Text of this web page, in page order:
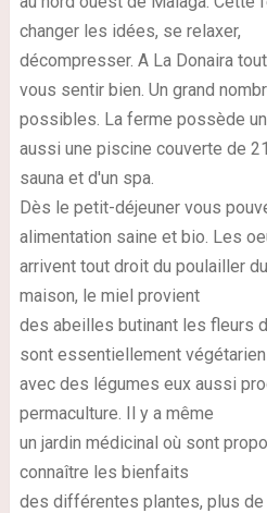
changer les idées, se relaxer,
décompresser. A La Donaira
vous sentir bien. Un grand
possibles. La ferme possède
aussi une piscine couverte de
sauna et d'un spa.
Dès le petit-déjeuner vous
alimentation saine et bio. Les
arrivent tout droit du poulailler
maison, le miel provient
des abeilles butinant les fleurs
sont essentiellement
avec des légumes eux aussi
permaculture. Il y a même
un jardin médicinal où sont
connaître les bienfaits
des différentes plantes, plus de